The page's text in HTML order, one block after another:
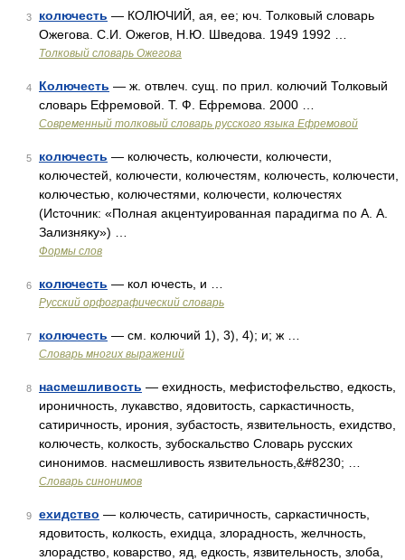
3 колючесть — КОЛЮЧИЙ, ая, ее; юч. Толковый словарь
Ожегова. С.И. Ожегов, Н.Ю. Шведова. 1949 1992 …
Толковый словарь Ожегова
4 Колючесть — ж. отвлеч. сущ. по прил. колючий Толковый
словарь Ефремовой. Т. Ф. Ефремова. 2000 …
Современный толковый словарь русского языка Ефремовой
5 колючесть — колючесть, колючести, колючести,
колючестей, колючести, колючестям, колючесть, колючести,
колючестью, колючестями, колючести, колючестях
(Источник: «Полная акцентуированная парадигма по А. А.
Зализняку») …
Формы слов
6 колючесть — кол ючесть, и …
Русский орфографический словарь
7 колючесть — см. колючий 1), 3), 4); и; ж …
Словарь многих выражений
8 насмешливость — ехидность, мефистофельство, едкость,
ироничность, лукавство, ядовитость, саркастичность,
сатиричность, ирония, зубастость, язвительность, ехидство,
колючесть, колкость, зубоскальство Словарь русских
синонимов. насмешливость язвительность,&#8230; …
Словарь синонимов
9 ехидство — колючесть, сатиричность, саркастичность,
ядовитость, колкость, ехидца, злорадность, желчность,
злорадство, коварство, яд, едкость, язвительность, злоба,